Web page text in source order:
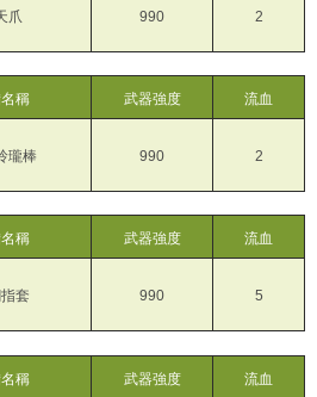
爪 990 2
稱 武器強度 流血
瓏棒 990 2
稱 武器強度 流血
套 990 5
稱 武器強度 流血